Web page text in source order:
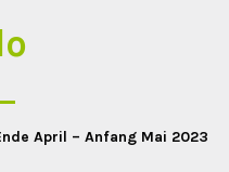
April – Anfang Mai 2023